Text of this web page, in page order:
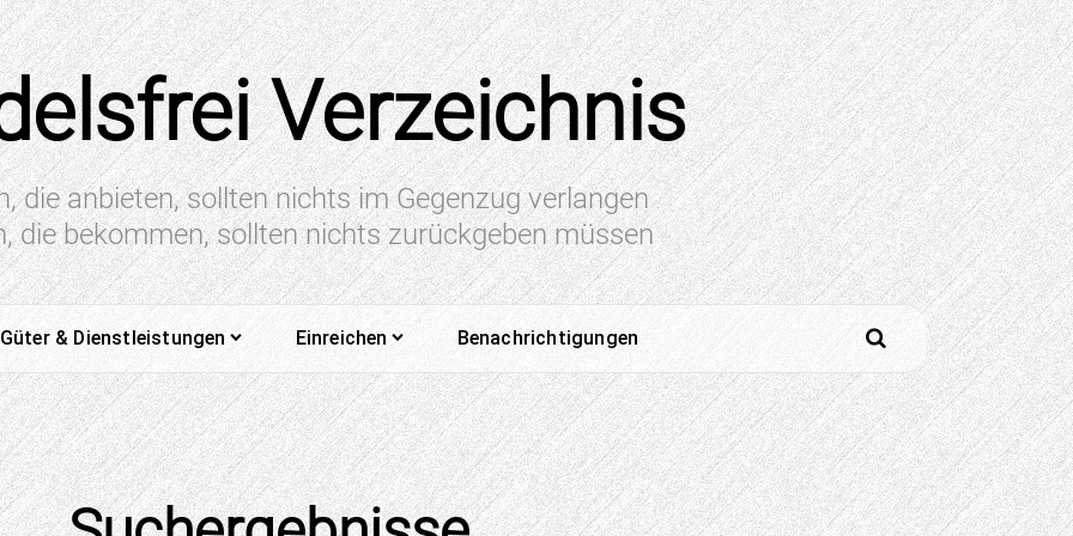
Verzeichnis
die anbieten, sollten nichts im Gegenzug verlangen
die bekommen, sollten nichts zurückgeben müssen
Güter & Dienstleistungen Einreichen Benachrichtigungen